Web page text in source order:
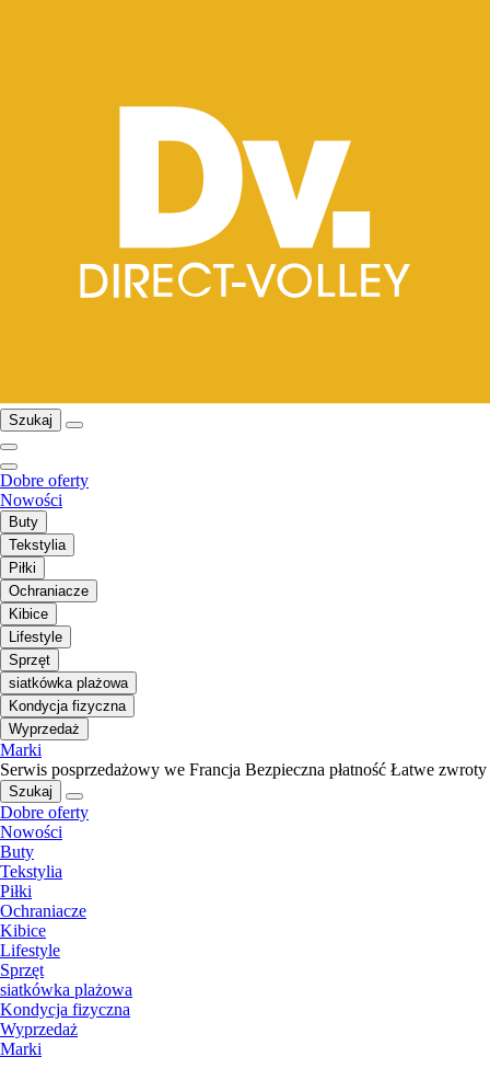
Szukaj
Dobre oferty
Nowości
Buty
Tekstylia
Piłki
Ochraniacze
Kibice
Lifestyle
Sprzęt
siatkówka plażowa
Kondycja fizyczna
Wyprzedaż
Marki
Serwis posprzedażowy we Francja Bezpieczna płatność Łatwe zwroty
Szukaj
Dobre oferty
Nowości
Buty
Tekstylia
Piłki
Ochraniacze
Kibice
Lifestyle
Sprzęt
siatkówka plażowa
Kondycja fizyczna
Wyprzedaż
Marki